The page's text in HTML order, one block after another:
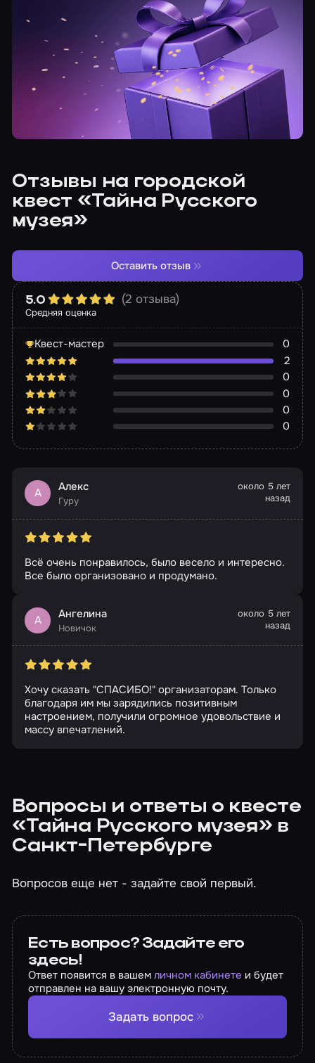
Отзывы на городской
квест «Тайна Русского
музея»
Средняя оценка
5.0 (2 отзыва)
Квест-мастер
0
2
0
0
0
0
Оставить отзыв
А Алекс
Гуру
около 5 лет
назад
Всё очень понравилось, было весело и интересно.
Все было организовано и продумано.
А Ангелина
Новичок
около 5 лет
назад
Хочу сказать "СПАСИБО!" организаторам. Только
благодаря им мы зарядились позитивным
настроением, получили огромное удовольствие и
массу впечатлений.
Вопросы и ответы о квесте
«Тайна Русского музея» в
Санкт-Петербурге
Вопросов еще нет - задайте свой первый.
Есть вопрос? Задайте его
здесь!
Ответ появится в вашемличном кабинете и будет
отправлен на вашу электронную почту.
Задать вопрос